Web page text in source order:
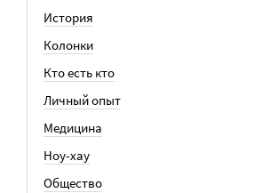
История
Колонки
Кто есть кто
Личный опыт
Медицина
Ноу-хау
Общество